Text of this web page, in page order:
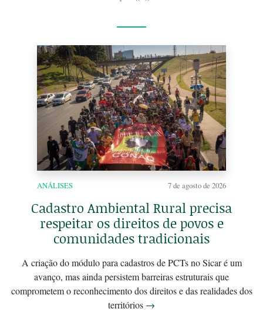
ANÁLISES 7 de agosto de 2026
Cadastro Ambiental Rural precisa
respeitar os direitos de povos e
comunidades tradicionais
A criação do módulo para cadastros de PCTs no Sicar é um
avanço, mas ainda persistem barreiras estruturais que
comprometem o reconhecimento dos direitos e das realidades dos
territórios →